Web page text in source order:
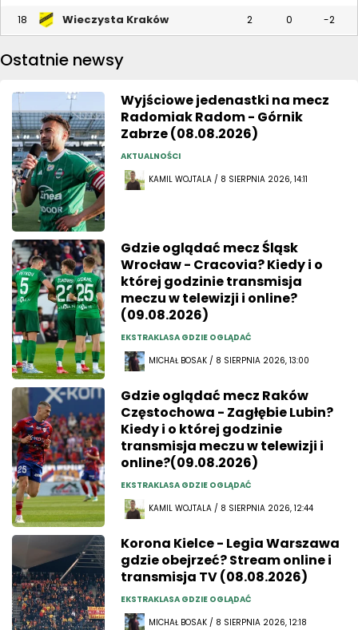
18 Wieczysta Kraków 2 0 -2
Ostatnie newsy
Wyjściowe jedenastki na mecz
Radomiak Radom - Górnik
Zabrze (08.08.2026)
AKTUALNOŚCI
KAMIL WOJTALA / 8 SIERPNIA 2026, 14:11
Gdzie oglądać mecz Śląsk
Wrocław - Cracovia? Kiedy i o
której godzinie transmisja
meczu w telewizji i online?
(09.08.2026)
EKSTRAKLASA GDZIE OGLĄDAĆ
MICHAŁ BOSAK / 8 SIERPNIA 2026, 13:00
Gdzie oglądać mecz Raków
Częstochowa - Zagłębie Lubin?
Kiedy i o której godzinie
transmisja meczu w telewizji i
online?(09.08.2026)
EKSTRAKLASA GDZIE OGLĄDAĆ
KAMIL WOJTALA / 8 SIERPNIA 2026, 12:44
Korona Kielce - Legia Warszawa
gdzie obejrzeć? Stream online i
transmisja TV (08.08.2026)
EKSTRAKLASA GDZIE OGLĄDAĆ
MICHAŁ BOSAK / 8 SIERPNIA 2026, 12:18